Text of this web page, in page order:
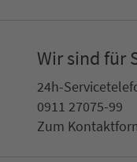
Wir sind für
24h-
0911 27075-99
Zum